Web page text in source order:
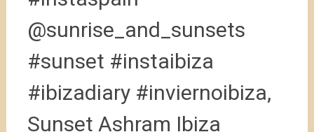
@sunrise_and_sunsets
#sunset #instaibiza
#ibizadiary #inviernoibiza,
Sunset Ashram Ibiza